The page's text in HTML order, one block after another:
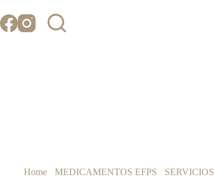
al
contenido
Home MEDICAMENTOS EFPS SERVICIOS